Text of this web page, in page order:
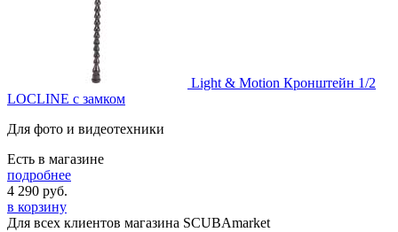
Light & Motion Кронштейн 1/2
LOCLINE с замком
Для фото и видеотехники
Есть в магазине
подробнее
4 290 руб.
в корзину
Для всех клиентов магазина SCUBAmarket